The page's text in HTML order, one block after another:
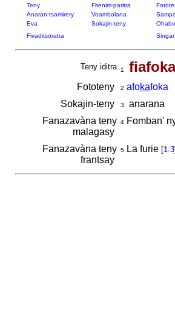
Teny Fitenim-paritra
Anaran-tsamirery
Voambolana
Eva
Sokajin-teny
Fivaditsoratra
Teny iditra 1
Fototeny 2 afokafoka
Sokajin-teny
3
anarana
Fanazavàna teny
malagasy
4Fomban'
Fanazavàna teny
frantsay
5La furie [1.3]